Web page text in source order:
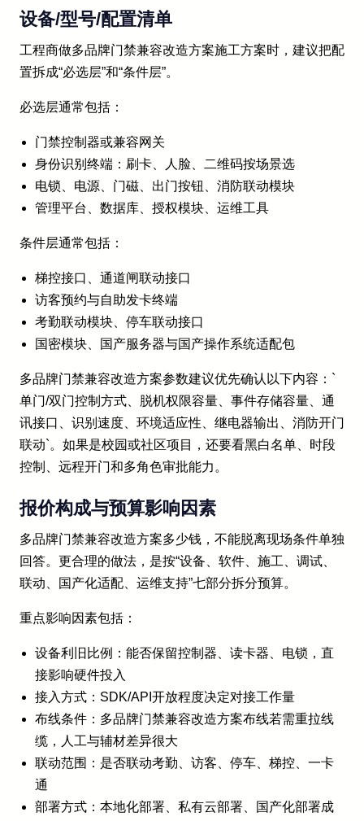
设备/型号/配置清单
工程商做多品牌门禁兼容改造方案施工方案时，建议把配
置拆成“必选层”和“条件层”。
必选层通常包括：
门禁控制器或兼容网关
身份识别终端：刷卡、人脸、二维码按场景选
电锁、电源、门磁、出门按钮、消防联动模块
管理平台、数据库、授权模块、运维工具
条件层通常包括：
梯控接口、通道闸联动接口
访客预约与自助发卡终端
考勤联动模块、停车联动接口
国密模块、国产服务器与国产操作系统适配包
多品牌门禁兼容改造方案参数建议优先确认以下内容：`
单门/双门控制方式、脱机权限容量、事件存储容量、通
讯接口、识别速度、环境适应性、继电器输出、消防开门
联动`。如果是校园或社区项目，还要看黑白名单、时段
控制、远程开门和多角色审批能力。
报价构成与预算影响因素
多品牌门禁兼容改造方案多少钱，不能脱离现场条件单独
回答。更合理的做法，是按“设备、软件、施工、调试、
联动、国产化适配、运维支持”七部分拆分预算。
重点影响因素包括：
设备利旧比例：能否保留控制器、读卡器、电锁，直
接影响硬件投入
接入方式：SDK/API开放程度决定对接工作量
布线条件：多品牌门禁兼容改造方案布线若需重拉线
缆，人工与辅材差异很大
联动范围：是否联动考勤、访客、停车、梯控、一卡
通
部署方式：本地化部署、私有云部署、国产化部署成